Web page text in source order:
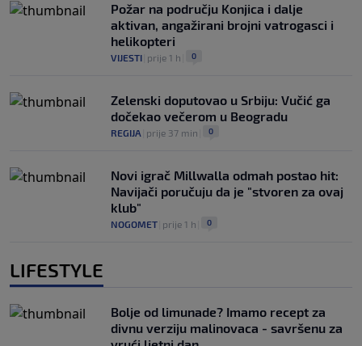
Požar na području Konjica i dalje
aktivan, angažirani brojni vatrogasci i
helikopteri
VIJESTI prije 1 h 0
Zelenski doputovao u Srbiju: Vučić ga
dočekao večerom u Beogradu
REGIJA prije 37 min 0
Novi igrač Millwalla odmah postao hit:
Navijači poručuju da je "stvoren za ovaj
klub"
NOGOMET prije 1 h 0
LIFESTYLE
Bolje od limunade? Imamo recept za
divnu verziju malinovaca - savršenu za